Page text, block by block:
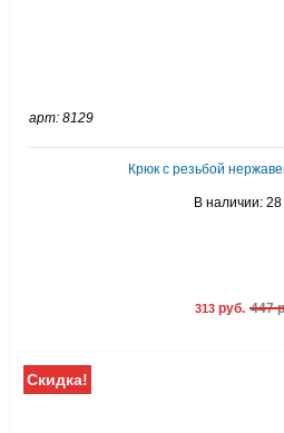
арт: 8129
Крюк с резьбой
В наличии:
313 руб. 447
Скидка!